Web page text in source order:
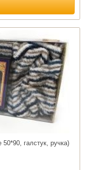
галстук, ручка)